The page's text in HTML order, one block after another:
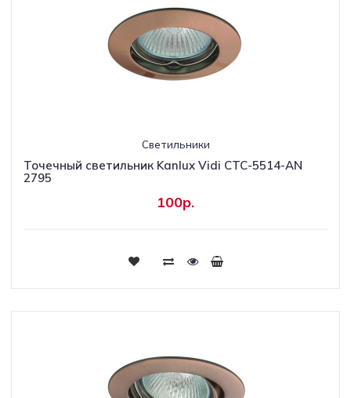
Светильники
Точечный светильник Kanlux Vidi CTC-5514-AN
2795
100р.